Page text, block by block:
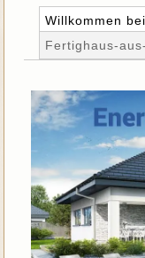
Willkommen
Fertighaus-